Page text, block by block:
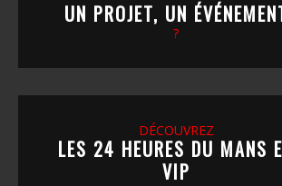
UN PROJET, UN
?
DÉCOUVREZ
LES 24 HEURES DU MANS
VIP